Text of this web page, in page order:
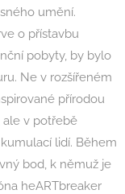
umění.
o přístavbu
pobyty, by bylo
Ne v rozšířeném
přírodou
ale v potřebě
lidí. Během
bod, k němuž je
heARTbreaker